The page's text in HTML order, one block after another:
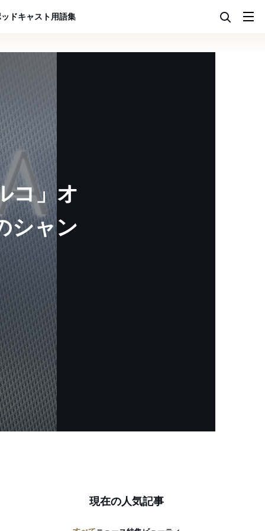
ドキャスト用語集
コ」オ
シャン
現在の人気記事